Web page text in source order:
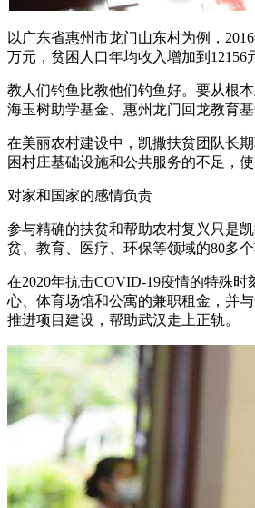
以广东省惠州市龙门山东村为例，
万元，贫困人口年均收入增加到12156
教人们钓鱼比教他们钓鱼好。要从根
海玉树助学基金、惠州龙门回龙教育
在美丽农村建设中，凯撒扶贫团队长
困村庄基础设施和公共服务的不足，使
对家和国家的感情负责
参与精确的扶贫和帮助农村复兴只是
贫、教育、医疗、环保等领域的80多
在2020年抗击COVID-19疫情的特殊
心、体育场馆和公寓的兼职租金，并
推进项目建设，帮助武汉走上正轨。